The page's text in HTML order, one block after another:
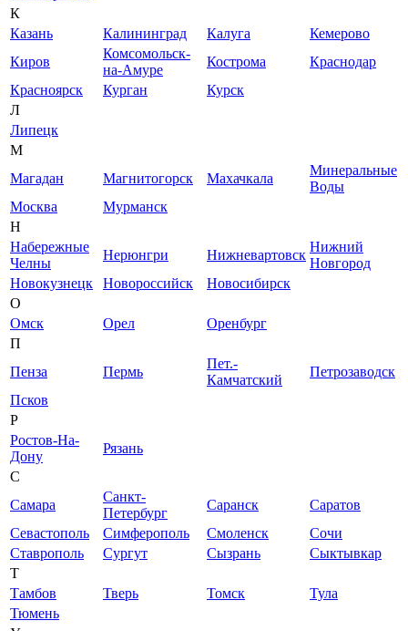
К
Казань
Калининград Калуга
Кемерово
Киров
Комсомольск-
на-Амуре
Кострома
Краснодар
Красноярск
Курган
Курск
Л
Липецк
М
Магадан
Магнитогорск Махачкала
Минеральные
Воды
Москва
Мурманск
Н
Набережные
Челны
Нерюнгри Нижневартовск
Нижний
Новгород
Новокузнецк
Новороссийск
Новосибирск
О
Омск
Орел
Оренбург
П
Пенза
Пермь
Пет.-
Камчатский
Петрозаводск
Псков
Р
Ростов-На-
Дону
Рязань
С
Самара
Санкт-
Петербург
Саранск
Саратов
Севастополь
Симферополь Смоленск
Сочи
Ставрополь
Сургут Сызрань
Сыктывкар
Т
Тамбов
Тверь Томск
Тула
Тюмень